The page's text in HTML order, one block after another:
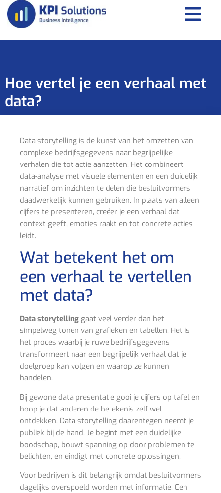
Hoe vertel je een verhaal met
data?
Data storytelling is de kunst van het omzetten van
complexe bedrijfsgegevens naar begrijpelijke
verhalen die tot actie aanzetten. Het combineert
data-analyse met visuele elementen en een duidelijk
narratief om inzichten te delen die besluitvormers
daadwerkelijk kunnen gebruiken. In plaats van alleen
cijfers te presenteren, creëer je een verhaal dat
context geeft, emoties raakt en tot concrete acties
leidt.
Wat betekent het om
een verhaal te vertellen
met data?
Data storytelling gaat veel verder dan het
simpelweg tonen van grafieken en tabellen. Het is
het proces waarbij je ruwe bedrijfsgegevens
transformeert naar een begrijpelijk verhaal dat je
doelgroep kan volgen en waarop ze kunnen
handelen.
Bij gewone data presentatie gooi je cijfers op tafel en
hoop je dat anderen de betekenis zelf wel
ontdekken. Data storytelling daarentegen neemt je
publiek bij de hand. Je begint met een duidelijke
boodschap, bouwt spanning op door problemen te
belichten, en eindigt met concrete oplossingen.
Voor bedrijven is dit belangrijk omdat besluitvormers
dagelijks overspoeld worden met informatie. Een